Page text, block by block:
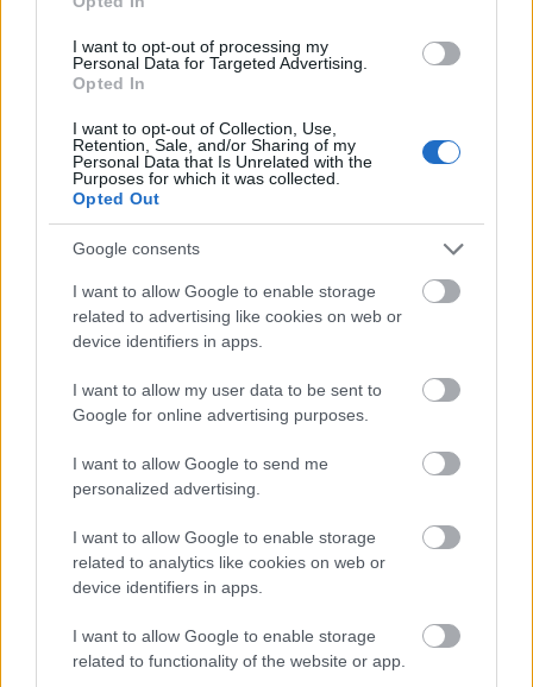
I want to opt-out of processing my
Personal Data for Targeted Advertising.
Opted In
I want to opt-out of Collection, Use,
Retention, Sale, and/or Sharing of my
Personal Data that Is Unrelated with the
Purposes for which it was collected.
Opted Out
Google consents
I want to allow Google to enable storage
related to advertising like cookies on web or
device identifiers in apps.
I want to allow my user data to be sent to
Google for online advertising purposes.
I want to allow Google to send me
personalized advertising.
I want to allow Google to enable storage
related to analytics like cookies on web or
device identifiers in apps.
I want to allow Google to enable storage
related to functionality of the website or app.
Lleva sin contar con minutos desde la jornada 9 y varios
equipos han llamado a la puerta del Sevilla preguntando
por su situación, como por ejemplo Real Valladolid y Celta.
Puede salir en este mercado invernal y pasar a ser
nuevamente un jugador útil en Comunio.
Tutorial: las jornadas extra
Este martes comienza una jornada
extra en Comunio con los partidos
Madrid-Athletic y Real Sociedad-
Barcelona ¿En qué consisten
estas jornadas? Te lo explicamos
Carles Aleñá (Barcelona, centrocampista, 490.000, 4
puntos)
El mediocentro no cuenta para Koeman y ha jugado
únicamente en dos partidos de Liga saliendo desde el
banquillo. Probablemente saldrá cedido y el Getafe es el
más interesado en hacerse con sus servicios. Los azulones
necesitan jugadores en el medio y el catalán es un futbolista